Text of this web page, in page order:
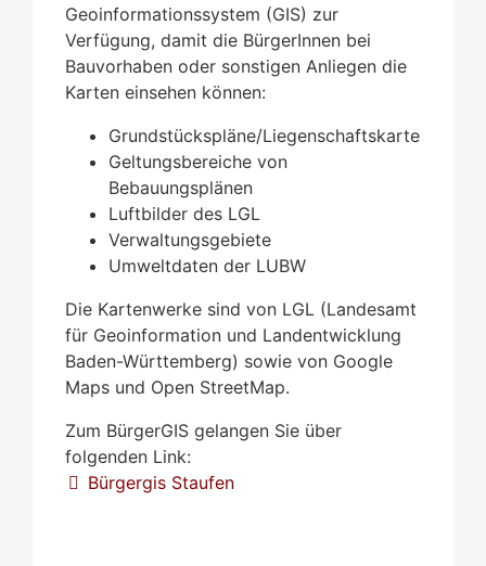
Geoinformationssystem (GIS) zur
Verfügung, damit die BürgerInnen bei
Bauvorhaben oder sonstigen Anliegen die
Karten einsehen können:
Grundstückspläne/Liegenschaftskarte
Geltungsbereiche von
Bebauungsplänen
Luftbilder des LGL
Verwaltungsgebiete
Umweltdaten der LUBW
Die Kartenwerke sind von LGL (Landesamt
für Geoinformation und Landentwicklung
Baden-Württemberg) sowie von Google
Maps und Open StreetMap.
Zum BürgerGIS gelangen Sie über
folgenden Link:
Bürgergis Staufen